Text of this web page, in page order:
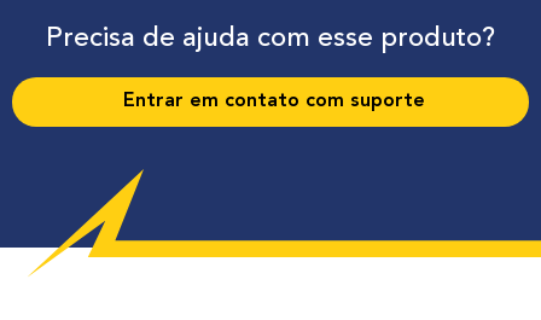
Precisa de ajuda com esse produto?
Entrar em contato com suporte